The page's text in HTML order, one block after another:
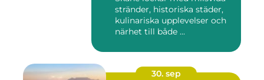
stränder, historiska städer,
kulinariska upplevelser och
närhet till både ...
30. sep